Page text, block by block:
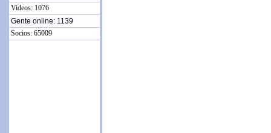
Videos: 1076
Gente online: 1139
Socios: 65009